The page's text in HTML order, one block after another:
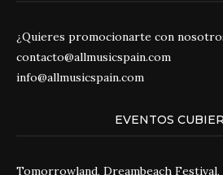
¿Quieres promocionarte con
contacto@allmusicspain.com
info@allmusicspain.com
EVENTOS
Tomorrowland, Dreambeach Festival,